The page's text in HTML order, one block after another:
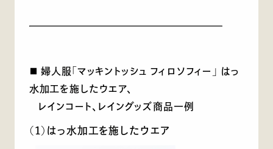
■ 婦人服「マッキントッシュ フィロソフィー」 はっ
水加工を施したウエア、
レインコート、レイングッズ商品一例
(1)はっ水加工を施したウエア